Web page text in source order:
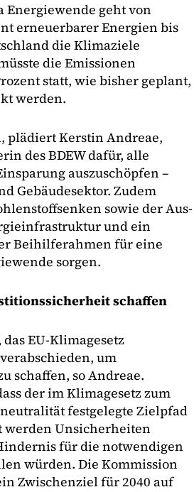
geht von
erneuerbarer Energien bis
die Klimaziele
die Emissionen
statt, wie bisher geplant,
werden.
plädiert Kerstin Andreae,
des BDEW dafür, alle
auszuschöpfen –
Gebäudesektor. Zudem
sowie der Aus-
und ein
Beihilferahmen für eine
sorgen.
schaffen
EU-Klimagesetz
um
schaffen, so Andreae.
der im Klimagesetz zum
festgelegte Zielpfad
werden Unsicherheiten
für die notwendigen
würden. Die Kommission
Zwischenziel für 2040 auf